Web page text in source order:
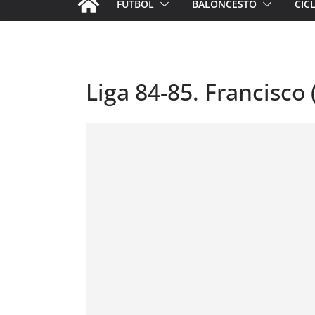
FÚTBOL BALONCESTO
Liga 84-85. Francisco